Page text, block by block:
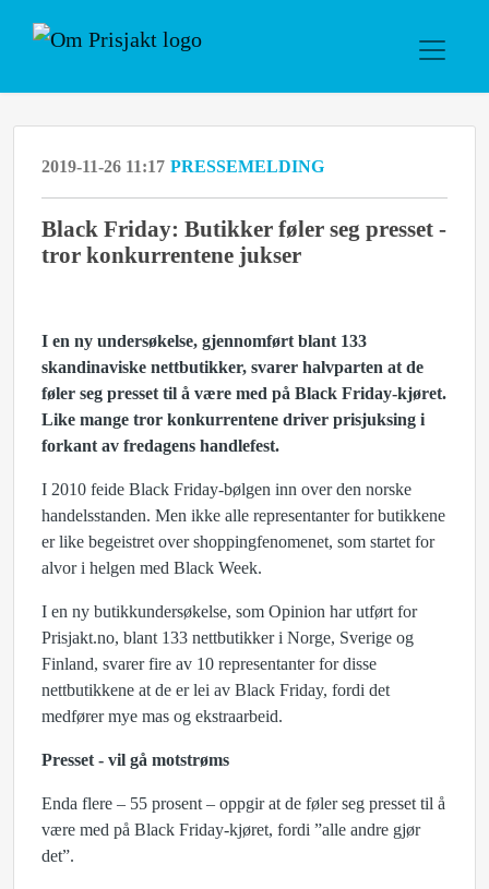
2019-11-26 11:17 PRESSEMELDING
Black Friday: Butikker føler seg presset -
tror konkurrentene jukser
I en ny undersøkelse, gjennomført blant 133
skandinaviske nettbutikker, svarer halvparten at de
føler seg presset til å være med på Black Friday-kjøret.
Like mange tror konkurrentene driver prisjuksing i
forkant av fredagens handlefest.
I 2010 feide Black Friday-bølgen inn over den norske
handelsstanden. Men ikke alle representanter for butikkene
er like begeistret over shoppingfenomenet, som startet for
alvor i helgen med Black Week.
I en ny butikkundersøkelse, som Opinion har utført for
Prisjakt.no, blant 133 nettbutikker i Norge, Sverige og
Finland, svarer fire av 10 representanter for disse
nettbutikkene at de er lei av Black Friday, fordi det
medfører mye mas og ekstraarbeid.
Presset - vil gå motstrøms
Enda flere – 55 prosent – oppgir at de føler seg presset til å
være med på Black Friday-kjøret, fordi ”alle andre gjør
det”.